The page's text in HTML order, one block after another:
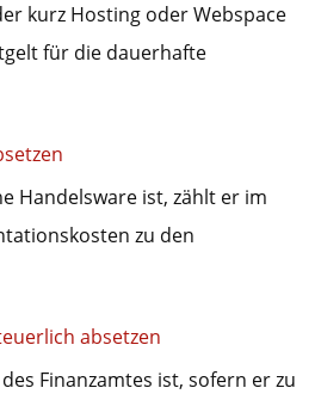
kurz Hosting oder Webspace
für die dauerhafte
Handelsware ist, zählt er im
zu den
absetzen
Finanzamtes ist, sofern er zu